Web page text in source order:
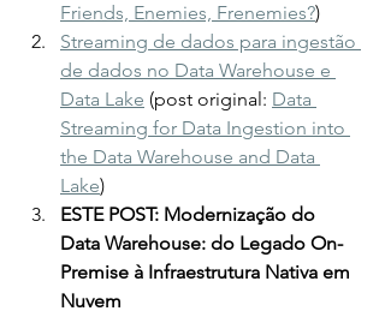
Friends, Enemies, Frenemies?)
Streaming de dados para ingestão
de dados no Data Warehouse e
Data Lake (post original: Data
Streaming for Data Ingestion into
the Data Warehouse and Data
Lake)
ESTE POST: Modernização do
Data Warehouse: do Legado On-
Premise à Infraestrutura Nativa em
Nuvem